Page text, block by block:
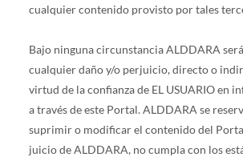
cualquier contenido provisto por tales
Bajo ninguna circunstancia ALDDARA
cualquier daño y/o perjuicio, directo o
virtud de la confianza de EL USUARIO en
a través de este Portal. ALDDARA se
suprimir o modificar el contenido del
juicio de ALDDARA, no cumpla con los